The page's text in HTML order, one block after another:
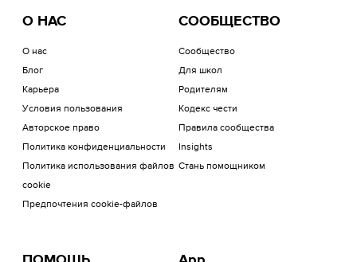
О НАС
О нас
Блог
Карьера
Условия пользования
Авторское право
Политика конфиденциальности
Политика использования файлов
cookie
Предпочтения cookie-файлов
СООБЩЕСТВО
Сообщество
Для школ
Родителям
Кодекс чести
Правила сообщества
Insights
Стань помощником